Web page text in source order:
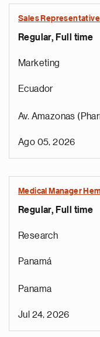
Sales
Regular, Full time
Marketing
Ecuador
Av. Amazonas
Ago 05, 2026
Medical Manager
Regular, Full time
Research
Panamá
Panama
Jul 24, 2026